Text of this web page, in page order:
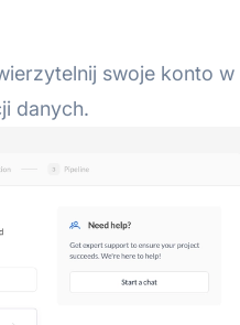
swoje konto w
danych.